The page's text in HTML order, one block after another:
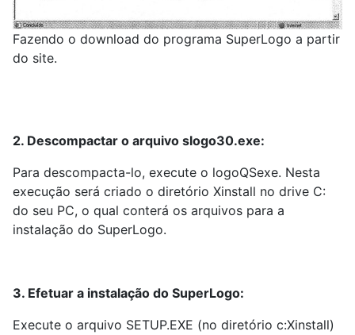
Fazendo o download do programa SuperLogo a partir
do site.
2. Descompactar o arquivo slogo30.exe:
Para descompacta-lo, execute o logoQSexe. Nesta
execução será criado o diretório Xinstall no drive C:
do seu PC, o qual conterá os arquivos para a
instalação do SuperLogo.
3. Efetuar a instalação do SuperLogo:
Execute o arquivo SETUP.EXE (no diretório c:Xinstall)